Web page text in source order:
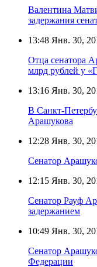
Валентина
задержания
13:48 Янв. 30,
Отца сенатора
млрд рублей у
13:16 Янв. 30,
В Санкт-
Арашукова
12:28 Янв. 30,
Сенатор
12:15 Янв. 30,
Сенатор Рауф
задержанием
10:49 Янв. 30,
Сенатор
Федерации